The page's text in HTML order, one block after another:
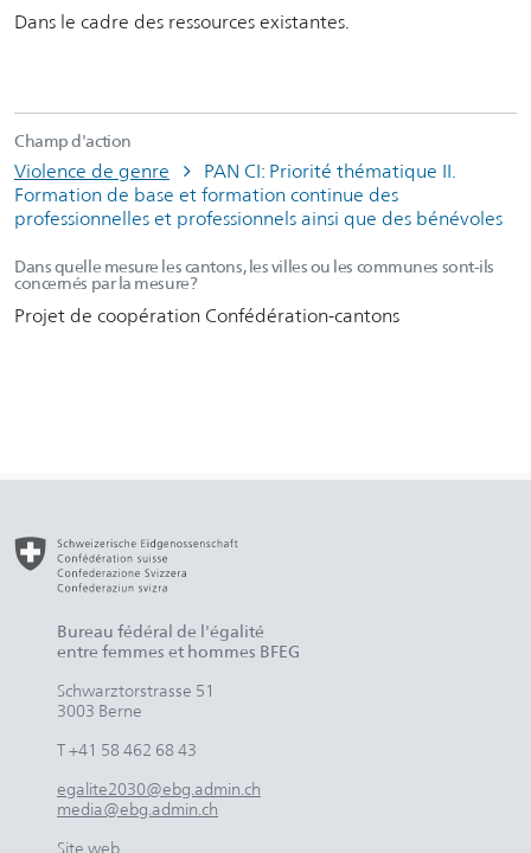
Dans le cadre des ressources existantes.
Champ d'action
Violence de genre
PAN CI: Priorité thématique II.
Formation de base et formation continue des
professionnelles et professionnels ainsi que des bénévoles
Dans quelle mesure les cantons, les villes ou les communes sont-ils
concernés par la mesure?
Projet de coopération Confédération-cantons
Bureau fédéral de l'égalité
entre femmes et hommes BFEG
Schwarztorstrasse 51
3003 Berne
T +41 58 462 68 43
egalite2030@ebg.admin.ch
media@ebg.admin.ch
Site web